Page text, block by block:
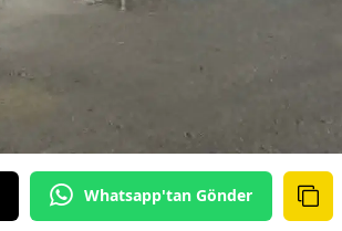
Whatsapp'tan Gönder